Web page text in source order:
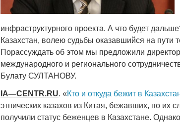
инфраструктурного проекта. А что будет
Казахстан, волею судьбы оказавшийся на
Порассуждать об этом мы предложили
международного и регионального
Булату СУЛТАНОВУ.
IA—CENTR.RU. «Кто и откуда бежит в
этнических казахов из Китая, бежавших, по их
получили статус беженцев в Казахстане.